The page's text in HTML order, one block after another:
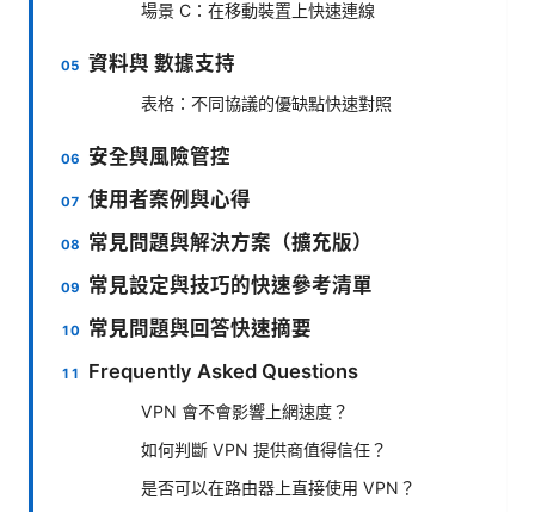
場景 C：在移動裝置上快速連線
資料與 數據支持
表格：不同協議的優缺點快速對照
安全與風險管控
使用者案例與心得
常見問題與解決方案（擴充版）
常見設定與技巧的快速參考清單
常見問題與回答快速摘要
Frequently Asked Questions
VPN 會不會影響上網速度？
如何判斷 VPN 提供商值得信任？
是否可以在路由器上直接使用 VPN？